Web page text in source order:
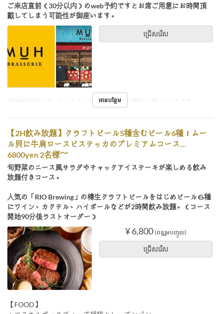
ご来店直前（30分以内）のweb予約ですとお席ご用意にお時間頂
戴してしまう可能性が御座います。
ជ្រើសរើស
ការបោះពុម្ពល្អ ※ディナータイムはお席代400円（税込）頂いております。
អានបន្ថែម
【2H飲み放題】クラフトビール5種含むビール6種！ムー
ル貝に牛肩ロースビステッカのプレミアムコース…
6800yen 2名様～
旬野菜のニース風サラダやチャックアイステーキが楽しめる飲み
放題付きコース。
人気の「RIO Brewing」の樽生クラフトビールをはじめビール６種
にワイン、カクテル、ハイボールなどが2時間飲み放題。（コース
開始90分後ラストオーダー）
¥ 6,800 (ពន្ធរួមបញ្ចូល)
ជ្រើសរើស
【FOOD】